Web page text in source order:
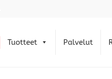
Tuotteet Palvelut